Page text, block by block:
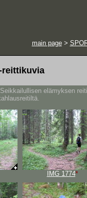
main page>
reittikuvia
elämyksen
IMG 1774*